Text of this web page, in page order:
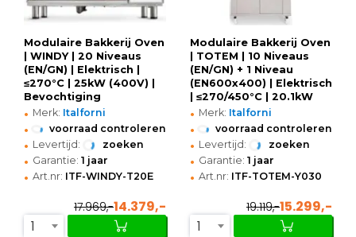
Modulaire Bakkerij Oven
| WINDY | 20 Niveaus
(EN/GN) | Elektrisch |
≤270°C | 25kW (400V) |
Bevochtiging
(Automatisch) |
Zelfreiniging |
Touchscreen |
1130x1090x1040(h)mm
• Merk: Italforni
• voorraad controleren
• Levertijd: zoeken
• Garantie: 1 jaar
• Art.nr: ITF-WINDY-T20E
17.969,-14.379,-
1
Modulaire Bakkerij Oven
| TOTEM | 10 Niveaus
(EN/GN) + 1 Niveau
(EN600x400) | Elektrisch
| ≤270/450°C | 20.1kW
(400V) | Bevochtiging
(Automatisch) |
Zelfreiniging |
Touchscreen
• Merk: Italforni
• voorraad controleren
• Levertijd: zoeken
• Garantie: 1 jaar
• Art.nr: ITF-TOTEM-Y030
19.119,-15.299,-
1